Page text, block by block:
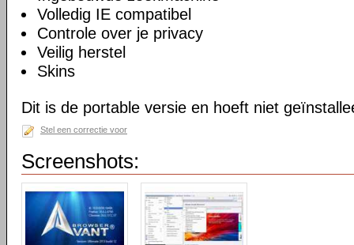
Volledig IE compatibel
Controle over je privacy
Veilig herstel
Skins
Dit is de portable versie en hoeft niet
Stel een correctie voor
Screenshots: